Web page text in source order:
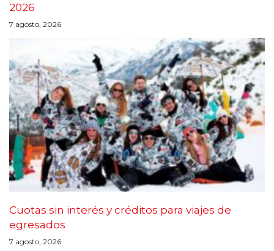
2026
7 agosto, 2026
Cuotas sin interés y créditos para viajes de
egresados
7 agosto, 2026